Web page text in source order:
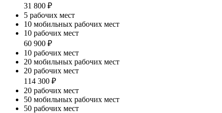
31 800 ₽
5 рабочих мест
10 мобильных рабочих мест
10 рабочих мест
60 900 ₽
10 рабочих мест
20 мобильных рабочих мест
20 рабочих мест
114 300 ₽
20 рабочих мест
50 мобильных рабочих мест
50 рабочих мест